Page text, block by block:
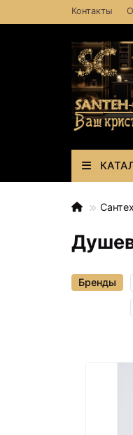
Контакты
Бренды